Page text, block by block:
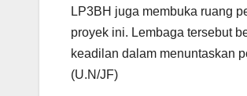
LP3BH juga membuka ruang
proyek ini. Lembaga tersebut
keadilan dalam menuntaskan
(U.N/JF)